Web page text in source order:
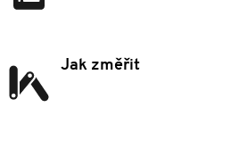
Jak změřit